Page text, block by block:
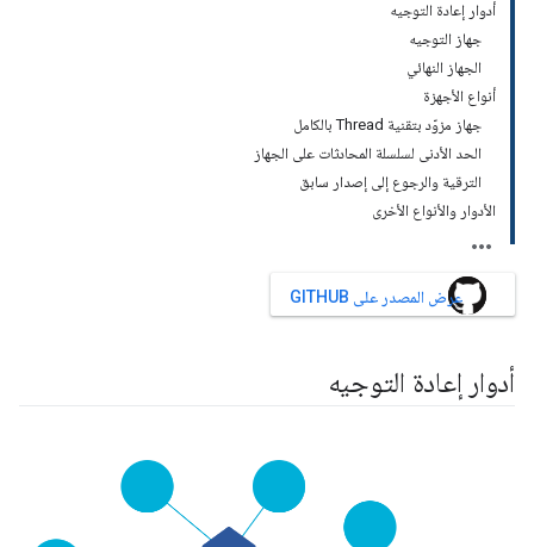
أدوار إعادة التوجيه
جهاز التوجيه
الجهاز النهائي
أنواع الأجهزة
جهاز مزوّد بتقنية Thread بالكامل
الحد الأدنى لسلسلة المحادثات على الجهاز
الترقية والرجوع إلى إصدار سابق
الأدوار والأنواع الأخرى
عرض المصدر على GITHUB
أدوار إعادة التوجيه